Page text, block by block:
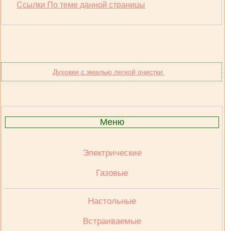
Ссылки По теме данной страницы
Духовки с эмалью легкой очистки
Меню
Электрические
Газовые
Настольные
Встраиваемые